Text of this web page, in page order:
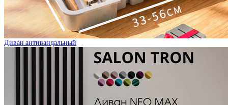
Диван антивандальный